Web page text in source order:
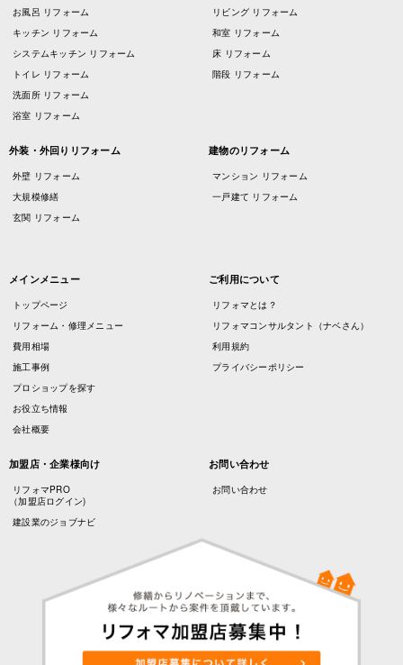
お風呂 リフォーム
キッチン リフォーム
システムキッチン リフォーム
トイレ リフォーム
洗面所 リフォーム
浴室 リフォーム
リビング リフォーム
和室 リフォーム
床 リフォーム
階段 リフォーム
外装・外回りリフォーム
外壁 リフォーム
大規模修繕
玄関 リフォーム
建物のリフォーム
マンション リフォーム
一戸建て リフォーム
メインメニュー
トップページ
リフォーム・修理メニュー
費用相場
施工事例
プロショップを探す
お役立ち情報
会社概要
ご利用について
リフォマとは？
リフォマコンサルタント（ナベさん）
利用規約
プライバシーポリシー
加盟店・企業様向け
リフォマPRO
（加盟店ログイン)
建設業のジョブナビ
お問い合わせ
お問い合わせ